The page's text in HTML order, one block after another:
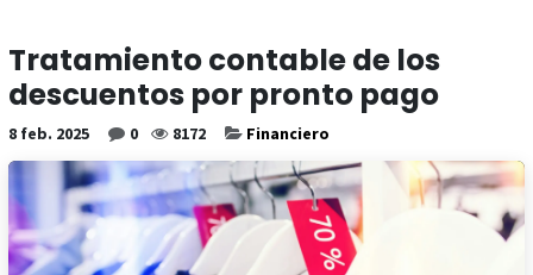
Tratamiento contable de los
descuentos por pronto pago
8 feb. 2025 0 8172 Financiero